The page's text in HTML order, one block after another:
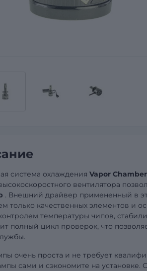
система охлаждения Vapor Chamber
вентилятора
. Внешний драйвер примененный в
только качественных элементов и
температуры чипов,
полный цикл проверок, что
очень проста и не требует
сами и сэкономите на